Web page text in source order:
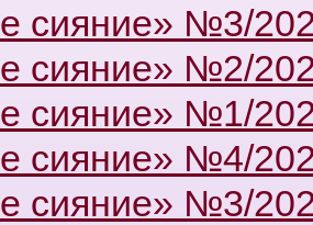
сияние» №3/
сияние» №2/
сияние» №1/
сияние» №4/
сияние» №3/